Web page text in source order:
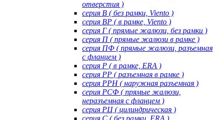
отверстия )
серия В ( без рамки, Viento )
серия ВР ( в рамке, Viento )
серия Г ( прямые жалюзи, без рамки )
серия П ( прямые жалюзи в рамке )
серия ПФ ( прямые жалюзи, разъемная
с фланцем )
серия Р ( в рамке, ERA )
серия РР ( разъемная в рамке )
серия РРН ( наружная разъемная )
серия РСФ ( прямые жалюзи,
неразъемная с фланцем )
серия РЦ ( цилиндрическая )
серия С ( без рамки, ERA )